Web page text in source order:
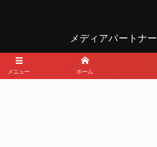
メニュー ホーム
メディアパートナー